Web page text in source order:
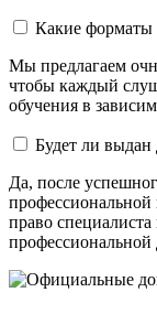
Какие форматы
Мы предлагаем
чтобы каждый
обучения в
Будет ли
Да, после
профессиональной
право
профессиональной